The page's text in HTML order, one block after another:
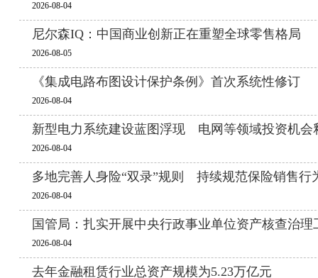
2026-08-04
尼尔森IQ：中国商业创新正在重塑全球零售格局
2026-08-05
《集成电路布图设计保护条例》首次系统性修订
2026-08-04
新型电力系统建设蓝图浮现 电网等领域投资机会
2026-08-04
多地完善人身险“双录”规则 持续规范保险销售行
2026-08-04
国管局：扎实开展中央行政事业单位资产核查治理
2026-08-04
去年金融租赁行业总资产规模为5.23万亿元